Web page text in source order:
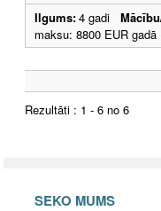
Ilgums:4 gadi
maksu: 8800 EUR gadā
Rezultāti : 1 - 6 no 6
SEKO MUMS